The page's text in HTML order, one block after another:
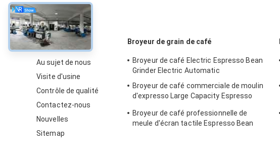
À propos
Au sujet de nous
Visite d'usine
Contrôle de qualité
Contactez-nous
Nouvelles
Sitemap
Broyeur de grain de café
Broyeur de café Electric Espresso Bean
Grinder Electric Automatic
Broyeur de café commerciale de moulin
d'expresso Large Capacity Espresso
Broyeur de café professionnelle de
meule d'écran tactile Espresso Bean